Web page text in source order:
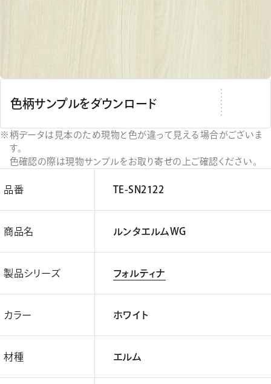
色柄サンプルをダウンロード
柄データは見本のため現物と色が違って見える場合がございま
す。
色確認の際は現物サンプルをお取り寄せの上ご確認ください。
品番 TE-SN2122
商品名 ルンタエルムWG
製品シリーズ フォルティナ
カラー ホワイト
材種 エルム